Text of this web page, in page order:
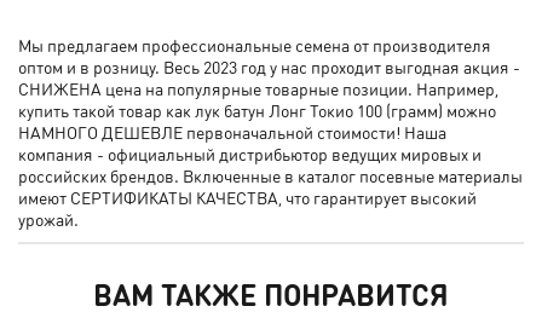
Мы предлагаем профессиональные семена от производителя
оптом и в розницу. Весь 2023 год у нас проходит выгодная акция -
СНИЖЕНА цена на популярные товарные позиции. Например,
купить такой товар как лук батун Лонг Токио 100 (грамм) можно
НАМНОГО ДЕШЕВЛЕ первоначальной стоимости! Наша
компания - официальный дистрибьютор ведущих мировых и
российских брендов. Включенные в каталог посевные материалы
имеют СЕРТИФИКАТЫ КАЧЕСТВА, что гарантирует высокий
урожай.
ВАМ ТАКЖЕ ПОНРАВИТСЯ